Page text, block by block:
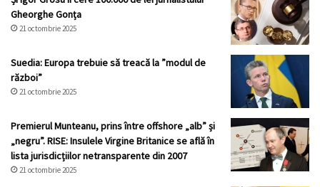
Gheorghe Gonța
21 octombrie 2025
Suedia: Europa trebuie să treacă la ”modul de
război”
21 octombrie 2025
Premierul Munteanu, prins între offshore „alb” și
„negru”. RISE: Insulele Virgine Britanice se află în
lista jurisdicțiilor netransparente din 2007
21 octombrie 2025